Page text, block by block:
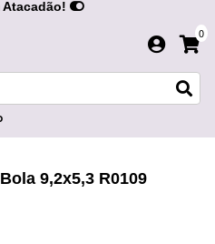
Atacadão!
0
9,2x5,3 R0109